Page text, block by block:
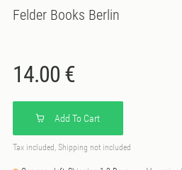
Felder Books Berlin
14.00 €
Add To Cart
Tax included, Shipping not included